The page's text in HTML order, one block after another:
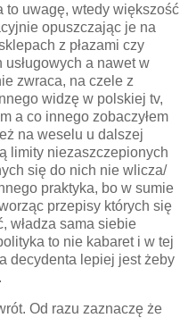
to uwagę, wtedy większość
opuszczając je na
z płazami czy
a nawet w
zwraca, na czele z
widzę w polskiej tv,
a co innego zobaczyłem
na weselu u dalszej
limity niezaszczepionych
się do nich nie wlicza/
praktyka, bo w sumie
przepisy których się
władza sama siebie
to nie kabaret i w tej
decydenta lepiej jest żeby
Od razu zaznaczę że